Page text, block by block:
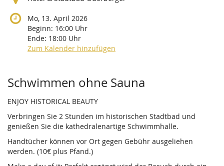
Mo, 13. April 2026
Beginn: 16:00 Uhr
Ende: 18:00 Uhr
Zum Kalender hinzufügen
Produkte
Schwimmen ohne Sauna
ENJOY HISTORICAL BEAUTY
Verbringen Sie 2 Stunden im historischen Stadtbad und
genießen Sie die kathedralenartige Schwimmhalle.
Handtücher können vor Ort gegen Gebühr ausgeliehen
werden. (10€ plus Pfand.)